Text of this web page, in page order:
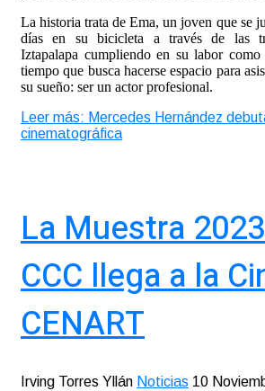
La historia trata de Ema, un joven que se
días en su bicicleta a través de las
Iztapalapa cumpliendo en su labor como
tiempo que busca hacerse espacio para
su sueño: ser un actor profesional.
Leer más: Mercedes Hernández
cinematográfica
La Muestra
CCC llega a la
CENART
Irving Torres Yllán Noticias 10